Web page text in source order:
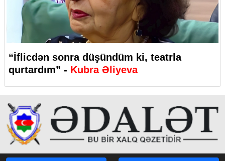
“İflicdən sonra düşündüm ki, teatrla
qurtardım” - Kubra Əliyeva